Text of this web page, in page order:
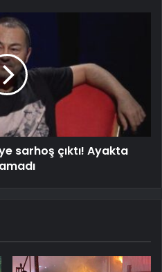
sarhoş çıktı! Ayakta